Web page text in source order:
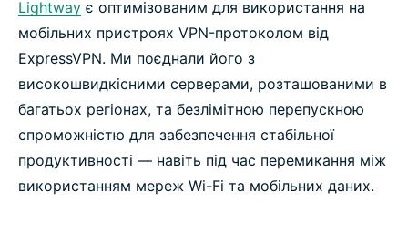
Lightway є оптимізованим для використання на
мобільних пристроях VPN-протоколом від
ExpressVPN. Ми поєднали його з
високошвидкісними серверами, розташованими в
багатьох регіонах, та безлімітною перепускною
спроможністю для забезпечення стабільної
продуктивності — навіть під час перемикання між
використанням мереж Wi-Fi та мобільних даних.